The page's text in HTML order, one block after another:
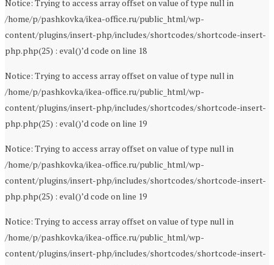
Notice: Trying to access array offset on value of type null in
/home/p/pashkovka/ikea-office.ru/public_html/wp-
content/plugins/insert-php/includes/shortcodes/shortcode-insert-
php.php(25) : eval()’d code on line 18
Notice: Trying to access array offset on value of type null in
/home/p/pashkovka/ikea-office.ru/public_html/wp-
content/plugins/insert-php/includes/shortcodes/shortcode-insert-
php.php(25) : eval()’d code on line 19
Notice: Trying to access array offset on value of type null in
/home/p/pashkovka/ikea-office.ru/public_html/wp-
content/plugins/insert-php/includes/shortcodes/shortcode-insert-
php.php(25) : eval()’d code on line 19
Notice: Trying to access array offset on value of type null in
/home/p/pashkovka/ikea-office.ru/public_html/wp-
content/plugins/insert-php/includes/shortcodes/shortcode-insert-